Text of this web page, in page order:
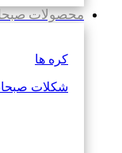
محصولات
کره ها
شکلات